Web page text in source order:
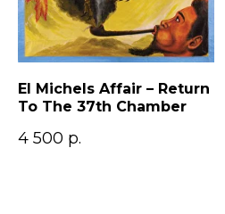
El Michels Affair – Return
To The 37th Chamber
4 500 р.